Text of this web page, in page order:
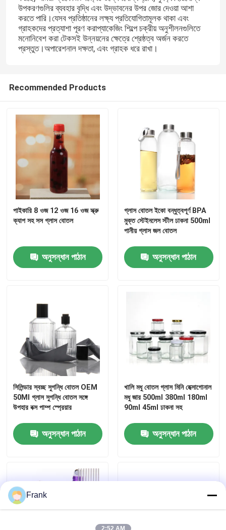
বাড়ি
পণ্য
মান নিয়ন্ত্রণ
আমাদের সাথে যোগাযোগ করুন
উদ্ধৃতির জন্য আবেদন
গ্লাসের জার
জার বোতল ক্যাপ
গৃহস্থালি গ্লাসওয়্যার
উপকরণগুলির ব্যবহার বৃদ্ধি এবং উদ্ভাবনের উপর জোর দেওয়া আশা
করতে পারি।যেসব প্রতিষ্ঠানের লক্ষ্য প্রতিযোগিতামূলক থাকা এবং
গ্রাহকদের প্রত্যাশা পূরণ করাপ্যাকেজিং শিল্পে চক্রীয় অনুশীলনগুলিতে
মনোনিবেশ করা টেকসই উন্নয়নের ক্ষেত্রে শ্রেষ্ঠত্ব অর্জন করতে
প্রস্তুত।অপারেশনাল দক্ষতা, এবং গ্রাহক ধরে রাখা।
Recommended Products
পাইকারি 8 ওজ 12 ওজ 16 ওজ স্ক্রু
ক্যাপ সহ সস গ্লাস বোতল
অনুসন্ধান পাঠান
গ্লাস বোতল ইকো বন্ধুত্বপূর্ণ BPA
মুক্ত স্টেইনলেস স্টীল ঢাকনা 500ml
পানীয় গ্লাস জল বোতল
অনুসন্ধান পাঠান
সিলিন্ডার স্বচ্ছ সুগন্ধি বোতল OEM
50Ml গ্লাস সুগন্ধি বোতল সঙ্গে
উপহার বক্স পাম্প স্প্রেয়ার
অনুসন্ধান পাঠান
খালি মধু বোতল গ্লাস মিনি হেক্সাগোনাল
মধু জার 500ml 380ml 180ml
90ml 45ml ঢাকনা সহ
অনুসন্ধান পাঠান
Frank
2:52 AM